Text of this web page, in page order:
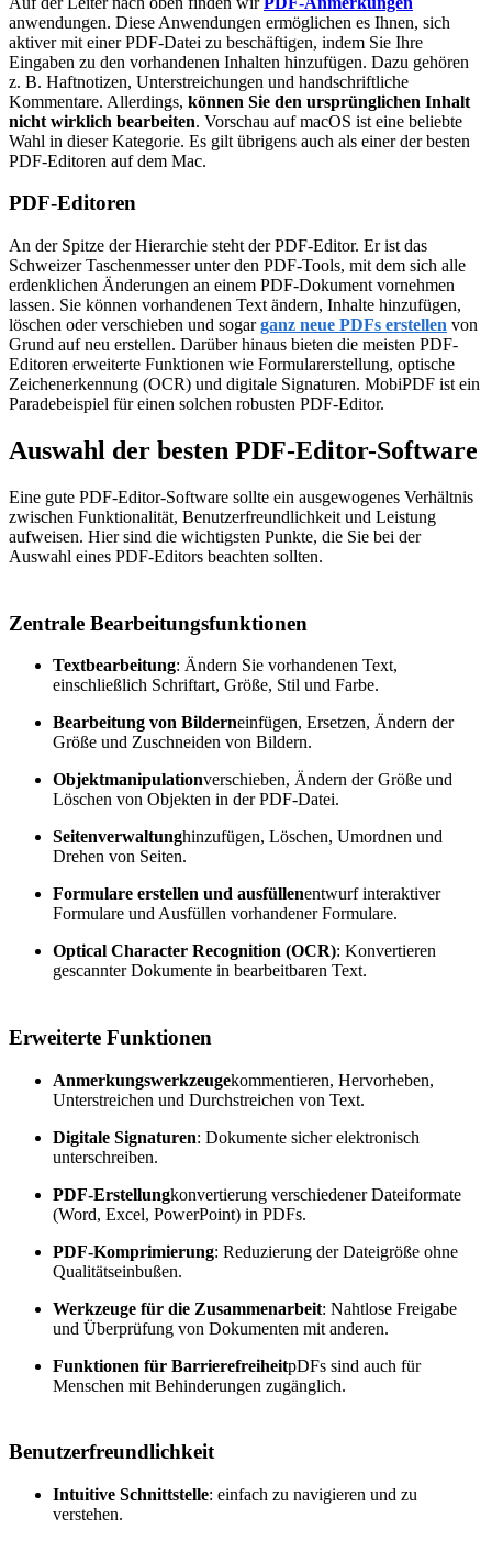
anwendungen. Diese Anwendungen ermöglichen es Ihnen, sich
aktiver mit einer PDF-Datei zu beschäftigen, indem Sie Ihre
Eingaben zu den vorhandenen Inhalten hinzufügen. Dazu gehören
z. B. Haftnotizen, Unterstreichungen und handschriftliche
Kommentare. Allerdings, können Sie den ursprünglichen Inhalt
nicht wirklich bearbeiten. Vorschau auf macOS ist eine beliebte
Wahl in dieser Kategorie. Es gilt übrigens auch als einer der besten
PDF-Editoren auf dem Mac.
PDF-Editoren
An der Spitze der Hierarchie steht der PDF-Editor. Er ist das
Schweizer Taschenmesser unter den PDF-Tools, mit dem sich alle
erdenklichen Änderungen an einem PDF-Dokument vornehmen
lassen. Sie können vorhandenen Text ändern, Inhalte hinzufügen,
löschen oder verschieben und sogarganz neue PDFs erstellen von
Grund auf neu erstellen. Darüber hinaus bieten die meisten PDF-
Editoren erweiterte Funktionen wie Formularerstellung, optische
Zeichenerkennung (OCR) und digitale Signaturen. MobiPDF ist ein
Paradebeispiel für einen solchen robusten PDF-Editor.
Auswahl der besten PDF-Editor-Software
Eine gute PDF-Editor-Software sollte ein ausgewogenes Verhältnis
zwischen Funktionalität, Benutzerfreundlichkeit und Leistung
aufweisen. Hier sind die wichtigsten Punkte, die Sie bei der
Auswahl eines PDF-Editors beachten sollten.
Zentrale Bearbeitungsfunktionen
Textbearbeitung: Ändern Sie vorhandenen Text,
einschließlich Schriftart, Größe, Stil und Farbe.
Bearbeitung von Bilderneinfügen, Ersetzen, Ändern der
Größe und Zuschneiden von Bildern.
Objektmanipulationverschieben, Ändern der Größe und
Löschen von Objekten in der PDF-Datei.
Seitenverwaltunghinzufügen, Löschen, Umordnen und
Drehen von Seiten.
Formulare erstellen und ausfüllenentwurf interaktiver
Formulare und Ausfüllen vorhandener Formulare.
Optical Character Recognition (OCR): Konvertieren
gescannter Dokumente in bearbeitbaren Text.
Erweiterte Funktionen
Anmerkungswerkzeugekommentieren, Hervorheben,
Unterstreichen und Durchstreichen von Text.
Digitale Signaturen: Dokumente sicher elektronisch
unterschreiben.
PDF-Erstellungkonvertierung verschiedener Dateiformate
(Word, Excel, PowerPoint) in PDFs.
PDF-Komprimierung: Reduzierung der Dateigröße ohne
Qualitätseinbußen.
Werkzeuge für die Zusammenarbeit: Nahtlose Freigabe
und Überprüfung von Dokumenten mit anderen.
Funktionen für BarrierefreiheitpDFs sind auch für
Menschen mit Behinderungen zugänglich.
Benutzerfreundlichkeit
Intuitive Schnittstelle: einfach zu navigieren und zu
verstehen.